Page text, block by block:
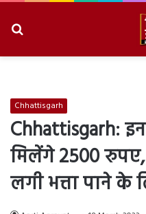
Chhattisgarh
Chhattisgarh:
मिलेंगे 2500 रुपए,
लगी भत्ता पाने के